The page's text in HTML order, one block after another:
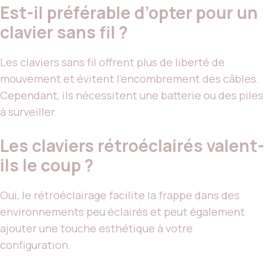
Est-il préférable d’opter pour un
clavier sans fil ?
Les claviers sans fil offrent plus de liberté de
mouvement et évitent l’encombrement des câbles.
Cependant, ils nécessitent une batterie ou des piles
à surveiller.
Les claviers rétroéclairés valent-
ils le coup ?
Oui, le rétroéclairage facilite la frappe dans des
environnements peu éclairés et peut également
ajouter une touche esthétique à votre
configuration.